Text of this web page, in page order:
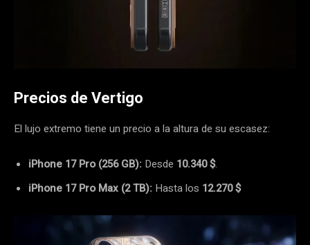
Precios de Vertigo
El lujo extremo tiene un precio a la altura de su escasez:
iPhone 17 Pro (256 GB): Desde 10.340 $.
iPhone 17 Pro Max (2 TB): Hasta los 12.270 $